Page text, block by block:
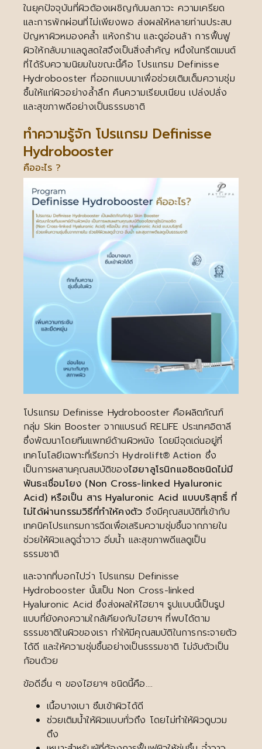
ในยุคปัจจุบันที่ผิวต้องเผชิญกับมลภาวะ ความเครียด
และการพักผ่อนที่ไม่เพียงพอ ส่งผลให้หลายท่านประสบ
ปัญหาผิวหมองคล้ำ แห้งกร้าน และดูอ่อนล้า การฟื้นฟู
ผิวให้กลับมาแลดูสดใสจึงเป็นสิ่งสำคัญ หนึ่งในทรีตเมนต์
ที่ได้รับความนิยมในขณะนี้คือ โปรแกรม Definisse
Hydrobooster ที่ออกแบบมาเพื่อช่วยเติมเต็มความชุ่ม
ชื้นให้แก่ผิวอย่างล้ำลึก คืนความเรียบเนียน เปล่งปลั่ง
และสุขภาพดีอย่างเป็นธรรมชาติ
ทำความรู้จัก โปรแกรม Definisse
Hydrobooster
คืออะไร ?
โปรแกรม Definisse Hydrobooster คือผลิตภัณฑ์
กลุ่ม Skin Booster จากแบรนด์ RELIFE ประเทศอิตาลี
ซึ่งพัฒนาโดยทีมแพทย์ด้านผิวหนัง โดยมีจุดเด่นอยู่ที่
เทคโนโลยีเฉพาะที่เรียกว่า Hydrolift® Action ซึ่ง
เป็นการผสานคุณสมบัติของไฮยาลูโรนิกแอซิดชนิดไม่มี
พันธะเชื่อมโยง (Non Cross-linked Hyaluronic
Acid) หรือเป็น สาร Hyaluronic Acid แบบบริสุทธิ์ ที่
ไม่ได้ผ่านกรรมวิธีที่ทำให้คงตัว จึงมีคุณสมบัติที่เข้ากับ
เทคนิคโปรแกรมการฉีดเพื่อเสริมความชุ่มชื้นจากภายใน
ช่วยให้ผิวแลดูฉ่ำวาว อิ่มน้ำ และสุขภาพดีแลดูเป็น
ธรรมชาติ
และจากที่บอกไปว่า โปรแกรม Definisse
Hydrobooster นั้นเป็น Non Cross-linked
Hyaluronic Acid ซึ่งส่งผลให้ไฮยาฯ รูปแบบนี้เป็นรูป
แบบที่ยังคงความใกล้เคียงกับไฮยาฯ ที่พบได้ตาม
ธรรมชาติในผิวของเรา ทำให้มีคุณสมบัติในการกระจายตัว
ได้ดี และให้ความชุ่มชื้นอย่างเป็นธรรมชาติ ไม่จับตัวเป็น
ก้อนด้วย
ข้อดีอื่น ๆ ของไฮยาฯ ชนิดนี้คือ….
เนื้อบางเบา ซึมเข้าผิวได้ดี
ช่วยเติมน้ำให้ผิวแบบทั่วถึง โดยไม่ทำให้ผิวดูบวม
ตึง